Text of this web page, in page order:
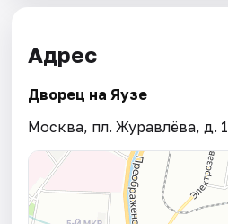
Адрес
Дворец на Яузе
Москва, пл. Журавлёва, д. 1